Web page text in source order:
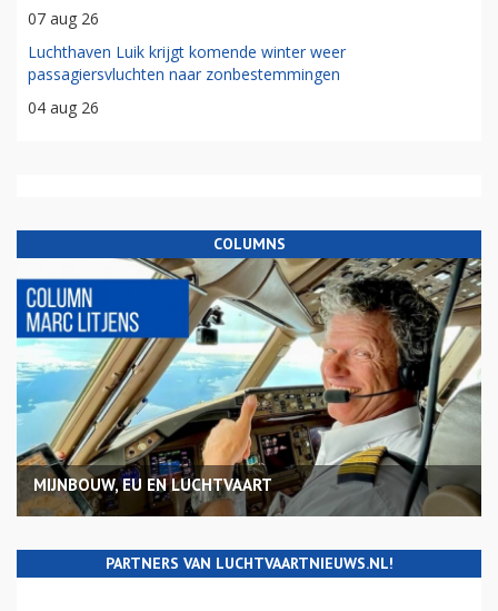
07 aug 26
Luchthaven Luik krijgt komende winter weer
passagiersvluchten naar zonbestemmingen
04 aug 26
COLUMNS
MIJNBOUW, EU EN LUCHTVAART
PARTNERS VAN LUCHTVAARTNIEUWS.NL!